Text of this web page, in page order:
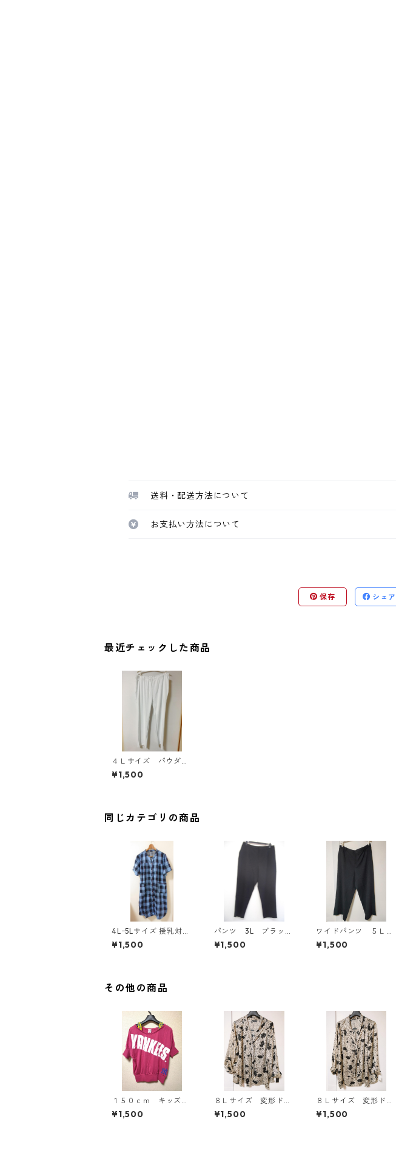
送料・配送方法について
お支払い方法について
保存 シェア
最近チェックした商品
４Ｌサイズ パウダー
ストレッチ ユニセッ
クス 総ゴムパンツ
¥1,500
同じカテゴリの商品
4Lｰ5Lサイズ 授乳対応
チェック柄 半袖ルーム
ウェア マタニティ ブ
¥1,500
パンツ 3L ブラッ
ク IY-4525
¥1,500
ワイドパンツ ５Ｌ
ブラック KAE-4725
¥1,500
その他の商品
１５０ｃｍ キッズ
重ね着風ドルマントッ
プス マゼンタ KAE
¥1,500
８Ｌサイズ 変形ドッ
ト 花柄 ボウタイブ
ラウス オフホワイ
¥1,500
８Ｌサイズ 変形ドッ
ト 花柄 ボウタイブ
ラウス オフホワイ
¥1,500